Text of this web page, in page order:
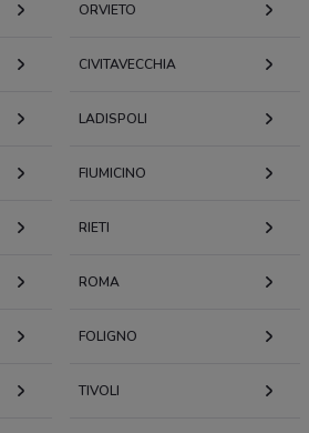
ORVIETO
CIVITAVECCHIA
LADISPOLI
FIUMICINO
RIETI
ROMA
FOLIGNO
TIVOLI